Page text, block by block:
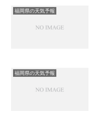
福岡県の天気予報
福岡県の天気予報